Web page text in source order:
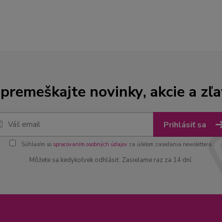
novinky, akcie a
Prihlásiť sa
Súhlasím so spracovaním osobných údajovza účelom zasielania newslettera.
Môžete sa kedykoľvek odhlásiť. Zasielame raz za 14 dní.